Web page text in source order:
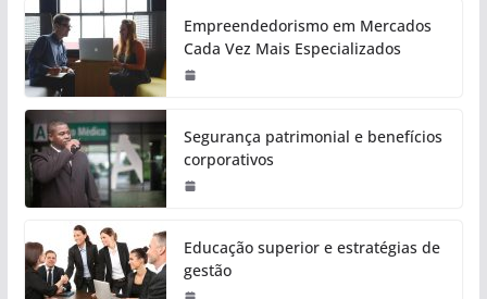
Empreendedorismo em Mercados
Cada Vez Mais Especializados
Segurança patrimonial e benefícios
corporativos
Educação superior e estratégias de
gestão